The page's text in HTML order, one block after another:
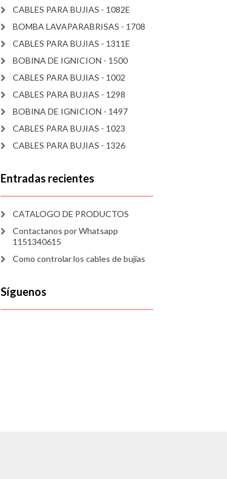
CABLES PARA BUJIAS - 1082E
BOMBA LAVAPARABRISAS - 1708
CABLES PARA BUJIAS - 1311E
BOBINA DE IGNICION - 1500
CABLES PARA BUJIAS - 1002
CABLES PARA BUJIAS - 1298
BOBINA DE IGNICION - 1497
CABLES PARA BUJIAS - 1023
CABLES PARA BUJIAS - 1326
Entradas recientes
CATALOGO DE PRODUCTOS
Contactanos por Whatsapp
1151340615
Como controlar los cables de bujías
Síguenos